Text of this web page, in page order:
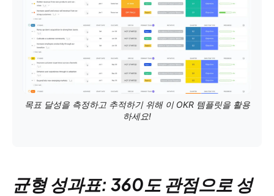
목표 달성을 측정하고 추적하기 위해 이 OKR 템플릿을 활용
하세요!
균형 성과표: 360도 관점으로 성